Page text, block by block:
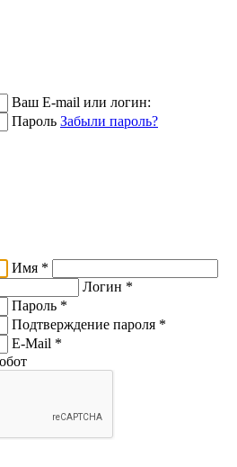
Ваш E-mail или логин:
Пароль Забыли пароль?
Имя *
Логин *
Пароль *
Подтверждение пароля *
E-Mail *